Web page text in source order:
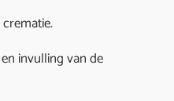
invulling van de